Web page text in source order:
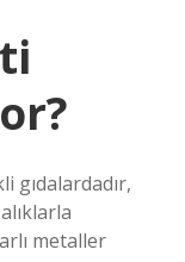
gıdalardadır,
metaller